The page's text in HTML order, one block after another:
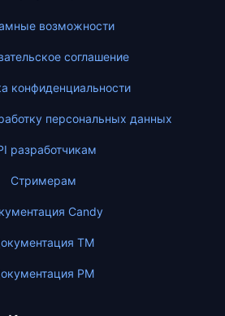
возможности
соглашение
конфиденциальности
персональных данных
разработчикам
Стримерам
Candy
ТМ
PM